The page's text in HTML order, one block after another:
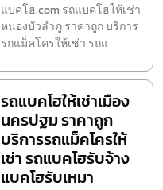
แบคโฮ.com รถแบคโฮให้เช่า
หนองบัวลำภู ราคาถูก บริการ
รถแม็คโครให้เช่า รถแ
รถแบคโฮให้เช่าเมือง
นครปฐม ราคาถูก
บริการรถแม็คโครให้
เช่า รถแบคโฮรับจ้าง
แบคโฮรับเหมา